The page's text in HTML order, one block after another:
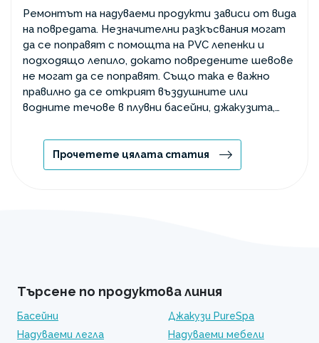
Ремонтът на надуваеми продукти зависи от вида
на повредата. Незначителни разкъсвания могат
да се поправят с помощта на PVC лепенки и
подходящо лепило, докато повредените шевове
не могат да се поправят. Също така е важно
правилно да се открият въздушните или
водните течове в плувни басейни, джакузита,
подходящо лепило или резервни части.
Прочетете цялата статия
Търсене по продуктова линия
Басейни
Джакузи PureSpa
Надуваеми легла
Надуваеми мебели